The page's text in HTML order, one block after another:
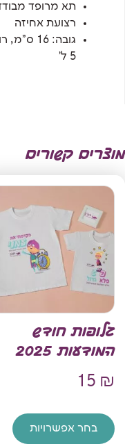
תא מרופד
רצועת אחיזה
5 ל'
מוצרים קשורים
גלופות חודש
המודעות 2025
15 ₪
בחר אפשרויות